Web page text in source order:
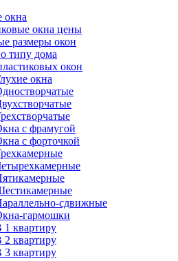
окна
окна цены
размеры окон
типу дома
окон
окна
с фрамугой
с форточкой
сдвижные
гармошки
1 квартиру
2 квартиру
3 квартиру